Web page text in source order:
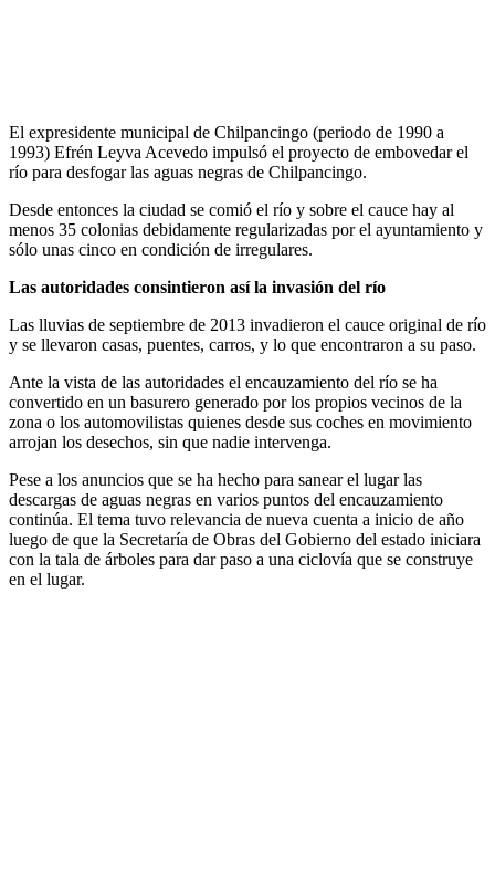
El expresidente municipal de Chilpancingo (periodo de 1990 a
1993) Efrén Leyva Acevedo impulsó el proyecto de embovedar el
río para desfogar las aguas negras de Chilpancingo.
Desde entonces la ciudad se comió el río y sobre el cauce hay al
menos 35 colonias debidamente regularizadas por el ayuntamiento y
sólo unas cinco en condición de irregulares.
Las autoridades consintieron así la invasión del río
Las lluvias de septiembre de 2013 invadieron el cauce original de río
y se llevaron casas, puentes, carros, y lo que encontraron a su paso.
Ante la vista de las autoridades el encauzamiento del río se ha
convertido en un basurero generado por los propios vecinos de la
zona o los automovilistas quienes desde sus coches en movimiento
arrojan los desechos, sin que nadie intervenga.
Pese a los anuncios que se ha hecho para sanear el lugar las
descargas de aguas negras en varios puntos del encauzamiento
continúa. El tema tuvo relevancia de nueva cuenta a inicio de año
luego de que la Secretaría de Obras del Gobierno del estado iniciara
con la tala de árboles para dar paso a una ciclovía que se construye
en el lugar.